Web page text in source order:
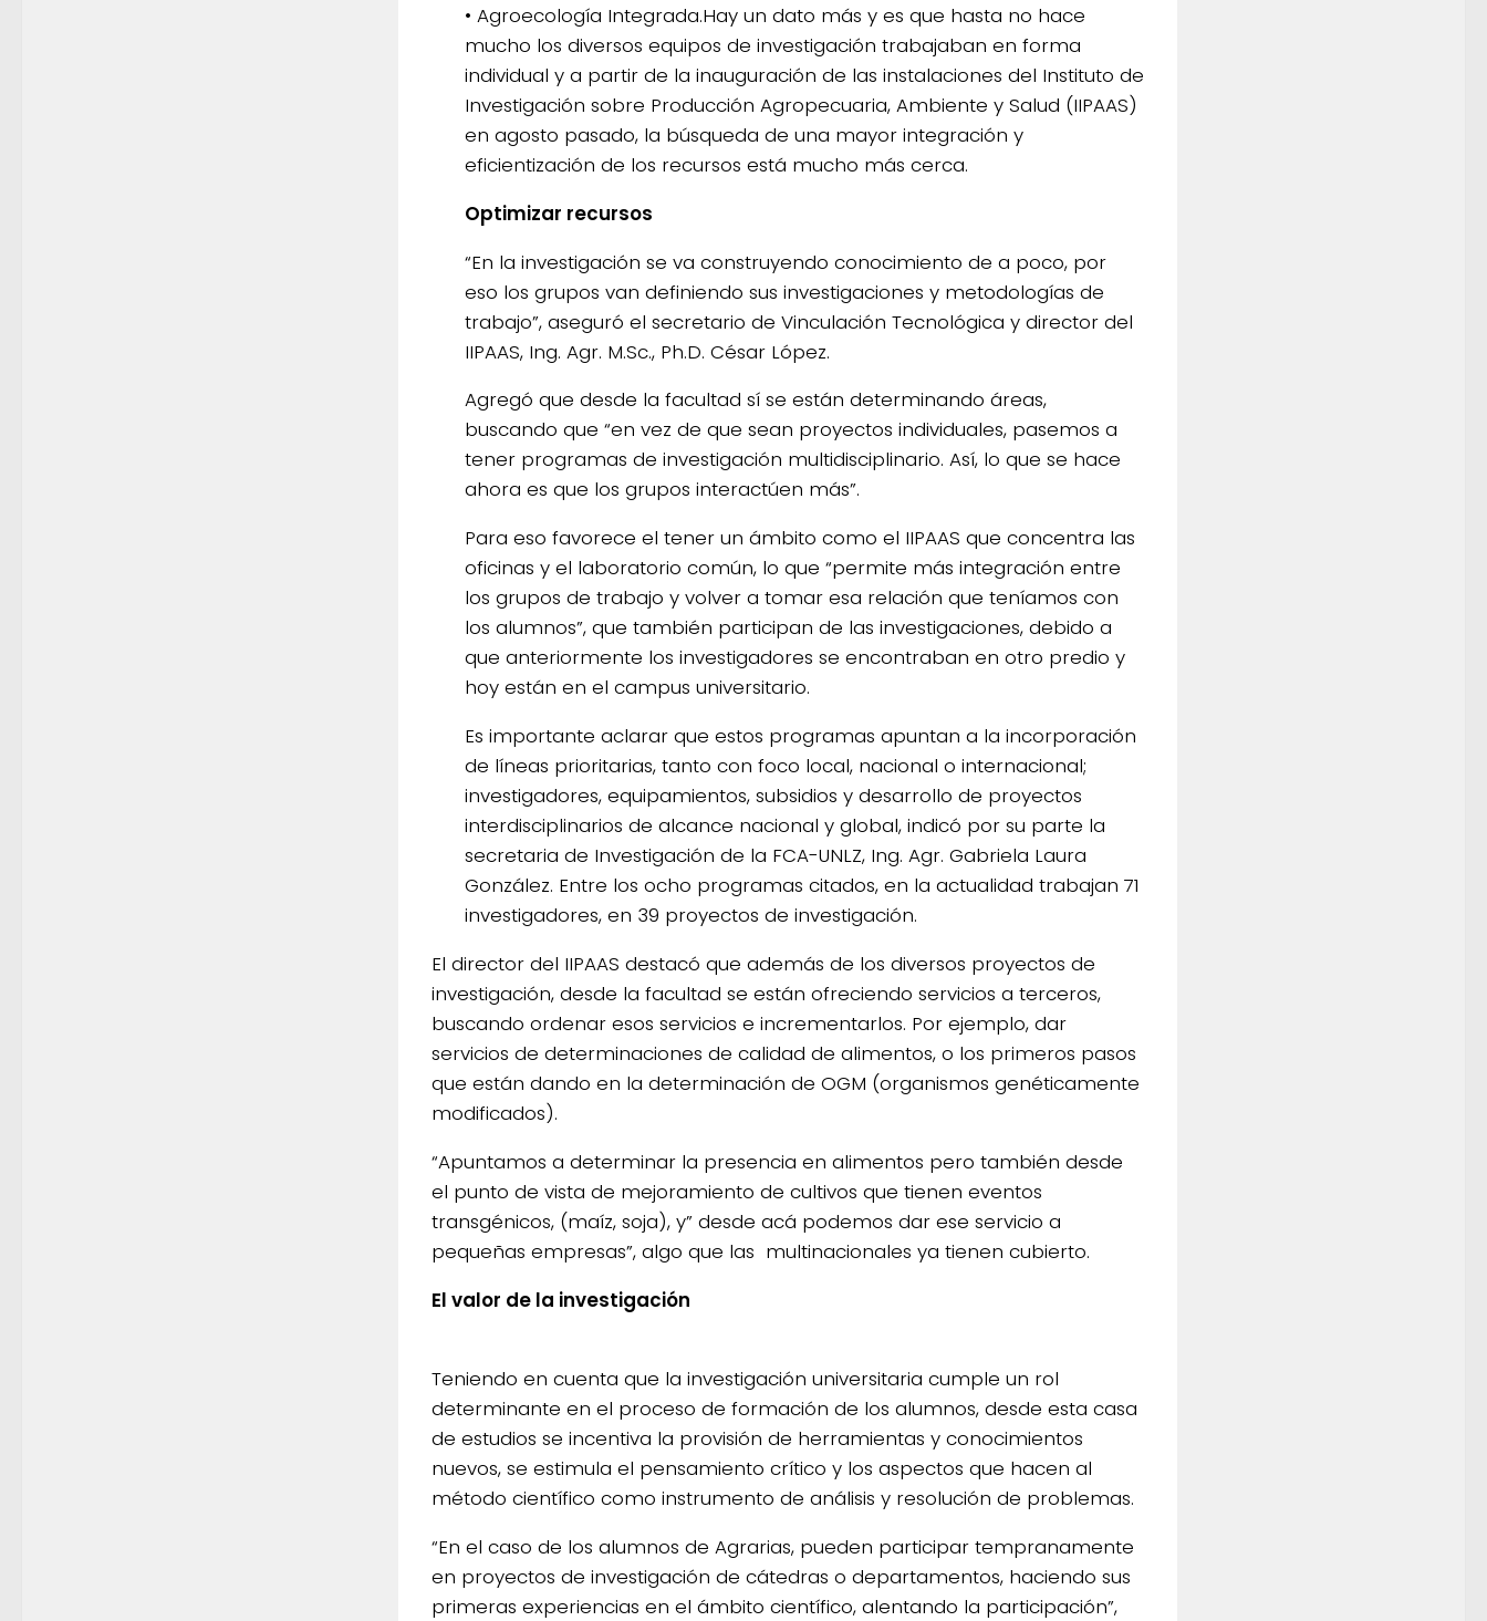
• Agroecología Integrada.Hay un dato más y es que hasta no hace
mucho los diversos equipos de investigación trabajaban en forma
individual y a partir de la inauguración de las instalaciones del Instituto de
Investigación sobre Producción Agropecuaria, Ambiente y Salud (IIPAAS)
en agosto pasado, la búsqueda de una mayor integración y
eficientización de los recursos está mucho más cerca.
Optimizar recursos
“En la investigación se va construyendo conocimiento de a poco, por
eso los grupos van definiendo sus investigaciones y metodologías de
trabajo”, aseguró el secretario de Vinculación Tecnológica y director del
IIPAAS, Ing. Agr. M.Sc., Ph.D. César López.
Agregó que desde la facultad sí se están determinando áreas,
buscando que “en vez de que sean proyectos individuales, pasemos a
tener programas de investigación multidisciplinario. Así, lo que se hace
ahora es que los grupos interactúen más”.
Para eso favorece el tener un ámbito como el IIPAAS que concentra las
oficinas y el laboratorio común, lo que “permite más integración entre
los grupos de trabajo y volver a tomar esa relación que teníamos con
los alumnos”, que también participan de las investigaciones, debido a
que anteriormente los investigadores se encontraban en otro predio y
hoy están en el campus universitario.
Es importante aclarar que estos programas apuntan a la incorporación
de líneas prioritarias, tanto con foco local, nacional o internacional;
investigadores, equipamientos, subsidios y desarrollo de proyectos
interdisciplinarios de alcance nacional y global, indicó por su parte la
secretaria de Investigación de la FCA-UNLZ, Ing. Agr. Gabriela Laura
González. Entre los ocho programas citados, en la actualidad trabajan 71
investigadores, en 39 proyectos de investigación.
El director del IIPAAS destacó que además de los diversos proyectos de
investigación, desde la facultad se están ofreciendo servicios a terceros,
buscando ordenar esos servicios e incrementarlos. Por ejemplo, dar
servicios de determinaciones de calidad de alimentos, o los primeros pasos
que están dando en la determinación de OGM (organismos genéticamente
modificados).
“Apuntamos a determinar la presencia en alimentos pero también desde
el punto de vista de mejoramiento de cultivos que tienen eventos
transgénicos, (maíz, soja), y” desde acá podemos dar ese servicio a
pequeñas empresas”, algo que las multinacionales ya tienen cubierto.
El valor de la investigación
Teniendo en cuenta que la investigación universitaria cumple un rol
determinante en el proceso de formación de los alumnos, desde esta casa
de estudios se incentiva la provisión de herramientas y conocimientos
nuevos, se estimula el pensamiento crítico y los aspectos que hacen al
método científico como instrumento de análisis y resolución de problemas.
“En el caso de los alumnos de Agrarias, pueden participar tempranamente
en proyectos de investigación de cátedras o departamentos, haciendo sus
primeras experiencias en el ámbito científico, alentando la participación”,